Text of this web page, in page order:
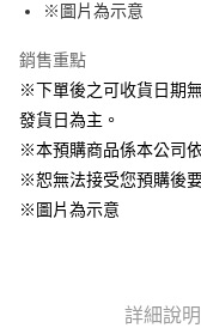
預購訂單-宅配專用(🔺
每筆NT$100，滿
預購訂單-離島宅配專用
結帳，避免整筆訂單等
每筆NT$220
※圖片為示意
銷售重點
※下單後之可收貨日期
發貨日為主。
※本預購商品係本公司
※恕無法接受您預購後
※圖片為示意
詳細說明